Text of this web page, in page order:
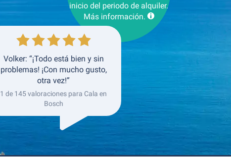
inicio del periodo de alquiler.
Más información.
Volker: “¡Todo está bien y sin
problemas! ¡Con mucho gusto,
otra vez!”
1 de 145 valoraciones para Cala en
Bosch